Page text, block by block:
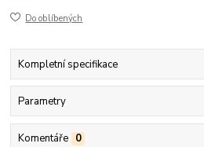
Do oblíbených
Kompletní specifikace
Parametry
Komentáře 0